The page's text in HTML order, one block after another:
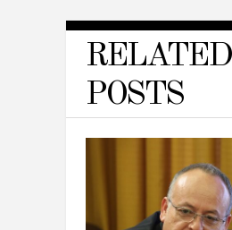
RELATED
POSTS